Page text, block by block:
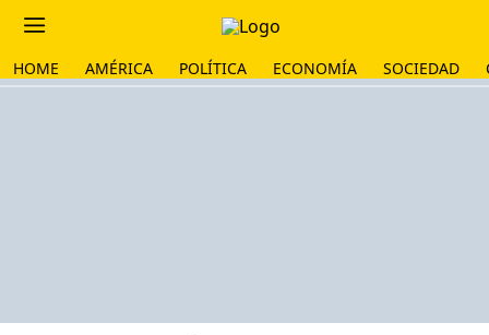
HOME AMÉRICA POLÍTICA ECONOMÍA SOCIEDAD